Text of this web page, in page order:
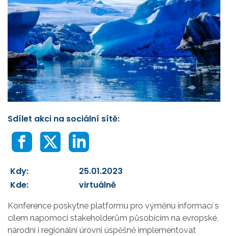
Sdílet akci na sociální sítě:
Kdy:
25.01.2023
Kde:
virtuálně
Konference poskytne platformu pro výměnu informací s
cílem napomoci stakeholderům působícím na evropské,
národní i regionální úrovni úspěšně implementovat